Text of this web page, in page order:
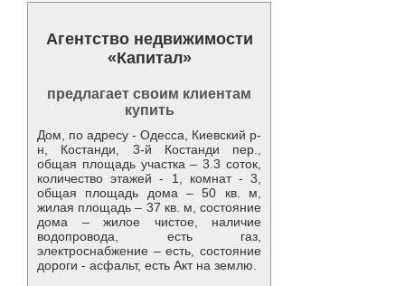
Агентство недвижимости
«Капитал»
предлагает своим клиентам
купить
Дом, по адресу - Одесса, Киевский р-
н, Костанди, 3-й Костанди пер.,
общая площадь участка – 3.3 соток,
количество этажей - 1, комнат - 3,
общая площадь дома – 50 кв. м,
жилая площадь – 37 кв. м, состояние
дома – жилое чистое, наличие
водопровода, есть газ,
электроснабжение – есть, состояние
дороги - асфальт, есть Акт на землю.